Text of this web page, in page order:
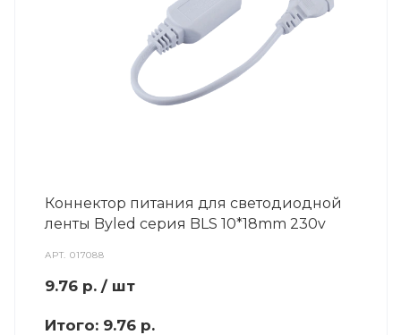
Коннектор питания для светодиодной
ленты Byled серия BLS 10*18mm 230v
АРТ.017088
9.76 р. / шт
Итого: 9.76 р.